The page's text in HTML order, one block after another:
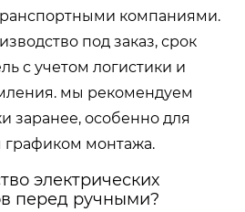
компаниями.
под заказ, срок
с учетом логистики и
мы рекомендуем
заранее, особенно для
графиком монтажа.
электрических
перед ручными?